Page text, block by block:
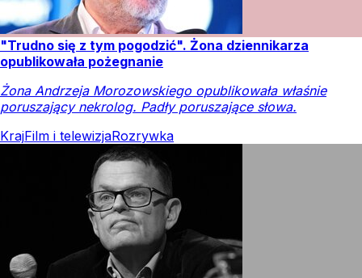
"Trudno się z tym pogodzić". Żona dziennikarza
opublikowała pożegnanie
Żona Andrzeja Morozowskiego opublikowała właśnie
poruszający nekrolog. Padły poruszające słowa.
KrajFilm i telewizjaRozrywka